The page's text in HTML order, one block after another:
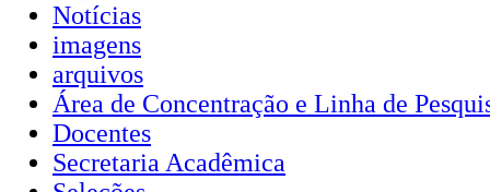
Notícias
imagens
arquivos
Área de Concentração e Linha de
Docentes
Secretaria Acadêmica